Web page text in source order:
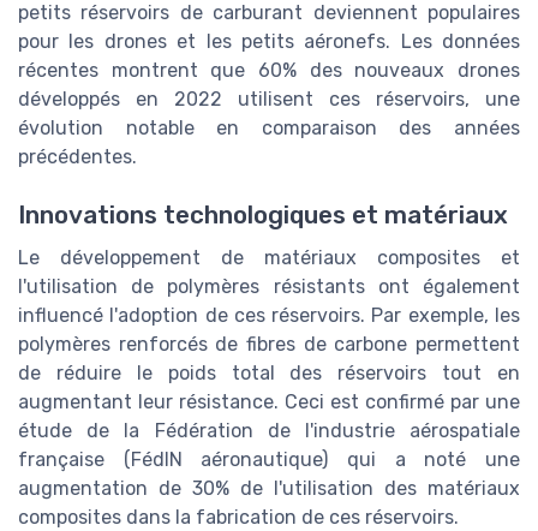
petits réservoirs de carburant deviennent populaires
pour les drones et les petits aéronefs. Les données
récentes montrent que 60% des nouveaux drones
développés en 2022 utilisent ces réservoirs, une
évolution notable en comparaison des années
précédentes.
Innovations technologiques et matériaux
Le développement de matériaux composites et
l'utilisation de polymères résistants ont également
influencé l'adoption de ces réservoirs. Par exemple, les
polymères renforcés de fibres de carbone permettent
de réduire le poids total des réservoirs tout en
augmentant leur résistance. Ceci est confirmé par une
étude de la Fédération de l'industrie aérospatiale
française (FédIN aéronautique) qui a noté une
augmentation de 30% de l'utilisation des matériaux
composites dans la fabrication de ces réservoirs.